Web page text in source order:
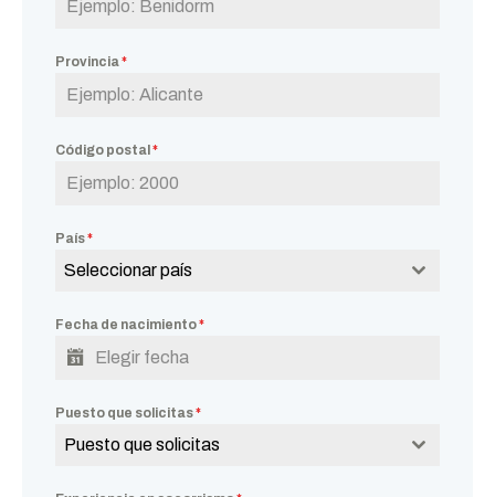
Provincia*
Código postal *
País*
Seleccionar país
Fecha de nacimiento*
Puesto que solicitas*
Puesto que solicitas